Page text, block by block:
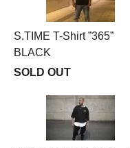
S.TIME T-Shirt ”365”
BLACK
SOLD OUT